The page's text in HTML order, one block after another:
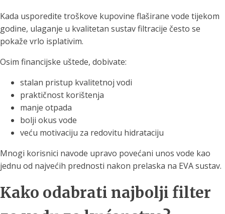
Kada usporedite troškove kupovine flaširane vode tijekom
godine, ulaganje u kvalitetan sustav filtracije često se
pokaže vrlo isplativim.
Osim financijske uštede, dobivate:
stalan pristup kvalitetnoj vodi
praktičnost korištenja
manje otpada
bolji okus vode
veću motivaciju za redovitu hidrataciju
Mnogi korisnici navode upravo povećani unos vode kao
jednu od najvećih prednosti nakon prelaska na EVA sustav.
Kako odabrati najbolji filter